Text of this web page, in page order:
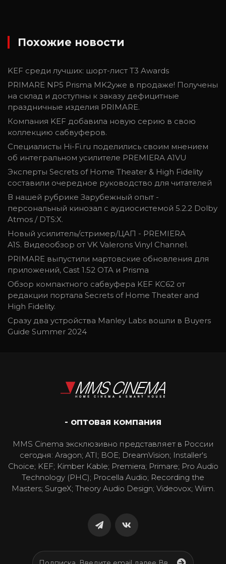
Похожие новости
KEF среди лучших: шорт-лист T3 Awards
PRIMARE NP5 Prisma MK2уже в продаже! Получены
на склад и доступны к заказу дефицитные
праздничные изделия PRIMARE.
Компания KEF добавила новую серию в свою
коллекцию сабвуферов.
Специалисты Hi-Fi.ru поделились своим мнением
об интегральном усилителе PREMIERA A1VU
Эксперты Secrets of Home Theater & High Fidelity
составили очередное руководство для читателей
В нашей рубрике Зарубежный опыт -
персональный кинозал с аудиосистемой 5.2.2 Dolby
Atmos / DTS:X.
Новый усилитель/стример/ЦАП - PREMIERA
A1S. Видеообзор от VK Valerons Vinyl Channel.
PRIMARE выпустили мартовские обновления для
приложений, Cast 1.52 OTA и Prisma
Обзор компактного сабвуфера KEF KC62 от
редакции портала Secrets of Home Theater and
High Fidelity.
Сразу два устройства Manley Labs вошли в Buyers
Guide Summer 2024
- оптовая компания
MMS Cinema эксклюзивно представляет в России
сегодня: Aragon; ATI; BOE; DreamVision; Installer's
Choice; KEF; Kimber Kable; Premiera; Primare; Pro Audio
Technology (PHC); Procella Audio; Recording the
Masters; SurgeX; Theory Audio Design; Videovox; Wiim.